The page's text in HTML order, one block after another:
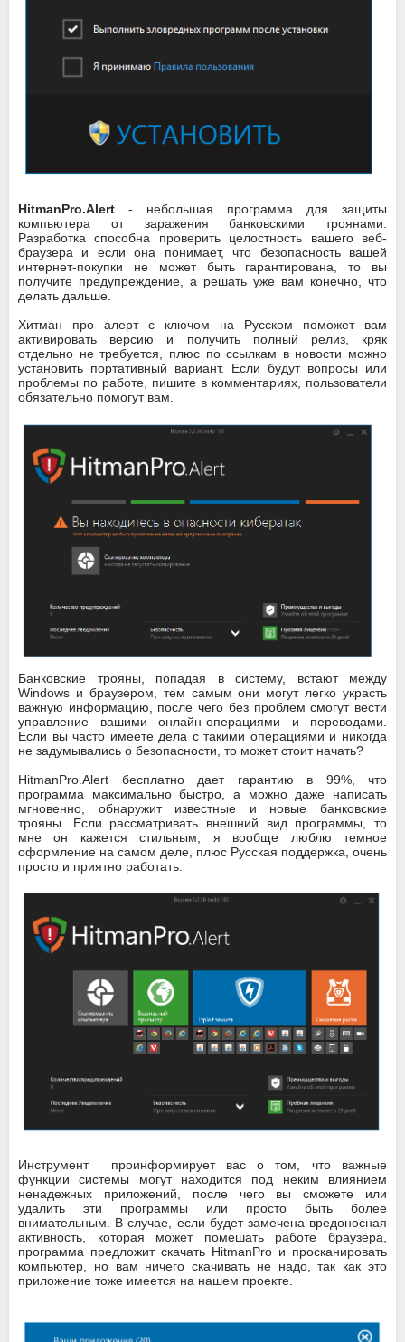
HitmanPro.Alert - небольшая программа для защиты
компьютера от заражения банковскими троянами.
Разработка способна проверить целостность вашего веб-
браузера и если она понимает, что безопасность вашей
интернет-покупки не может быть гарантирована, то вы
получите предупреждение, а решать уже вам конечно, что
делать дальше.
Хитман про алерт с ключом на Русском поможет вам
активировать версию и получить полный релиз, кряк
отдельно не требуется, плюс по ссылкам в новости можно
установить портативный вариант. Если будут вопросы или
проблемы по работе, пишите в комментариях, пользователи
обязательно помогут вам.
Банковские трояны, попадая в систему, встают между
Windows и браузером, тем самым они могут легко украсть
важную информацию, после чего без проблем смогут вести
управление вашими онлайн-операциями и переводами.
Если вы часто имеете дела с такими операциями и никогда
не задумывались о безопасности, то может стоит начать?
HitmanPro.Alert бесплатно дает гарантию в 99%, что
программа максимально быстро, а можно даже написать
мгновенно, обнаружит известные и новые банковские
трояны. Если рассматривать внешний вид программы, то
мне он кажется стильным, я вообще люблю темное
оформление на самом деле, плюс Русская поддержка, очень
просто и приятно работать.
Инструмент проинформирует вас о том, что важные
функции системы могут находится под неким влиянием
ненадежных приложений, после чего вы сможете или
удалить эти программы или просто быть более
внимательным. В случае, если будет замечена вредоносная
активность, которая может помешать работе браузера,
программа предложит скачать HitmanPro и просканировать
компьютер, но вам ничего скачивать не надо, так как это
приложение тоже имеется на нашем проекте.